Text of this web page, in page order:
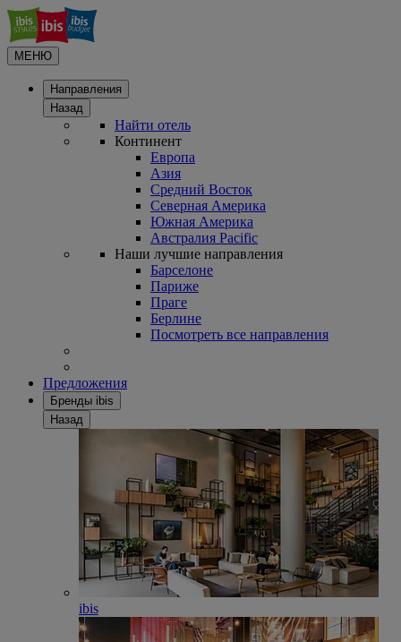
МЕНЮ
Направления
Назад
Найти отель
Континент
Европа
Азия
Средний Восток
Северная Америка
Южная Америка
Австралия Pacific
Наши лучшие направления
Барселоне
Париже
Праге
Берлине
Посмотреть все направления
Предложения
Бренды ibis
Назад
ibis